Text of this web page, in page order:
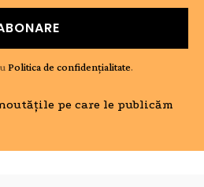
Politica de confidențialitate.
pe care le publicăm